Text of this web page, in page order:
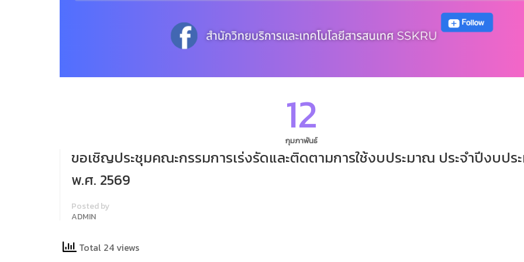
12
กุมภาพันธ์
ขอเชิญประชุมคณะกรรมการเร่งรัดและติดตามการใช้งบประมาณ ประจำปีงบปร
พ.ศ. 2569
Posted by
ADMIN
Total 24 views